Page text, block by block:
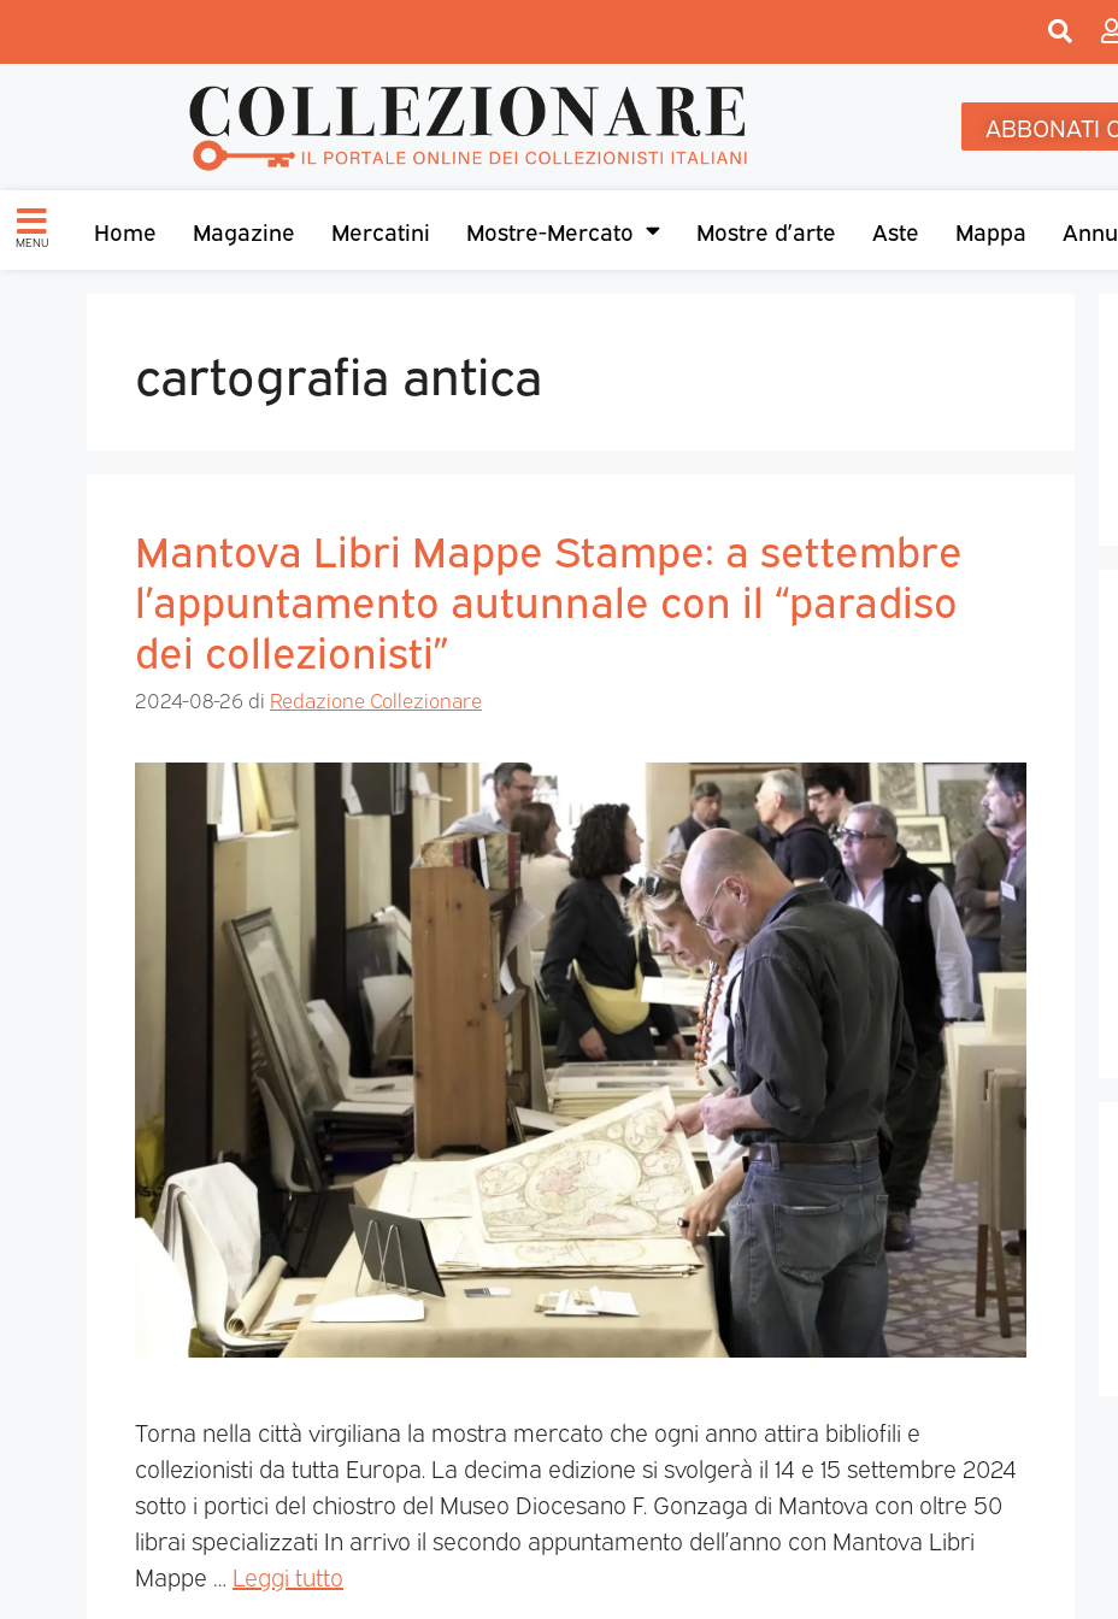
ABBONATI
MENU Home Magazine Mercatini Mostre-Mercato Mostre d’arte Aste Mappa
cartografia antica
Mantova Libri Mappe Stampe: a settembre
l’appuntamento autunnale con il “paradiso
dei collezionisti”
2024-08-26 di Redazione Collezionare
Torna nella città virgiliana la mostra mercato che ogni anno attira bibliofili e
collezionisti da tutta Europa. La decima edizione si svolgerà il 14 e 15 settembre 2024
sotto i portici del chiostro del Museo Diocesano F. Gonzaga di Mantova con oltre 50
librai specializzati In arrivo il secondo appuntamento dell’anno con Mantova Libri
Mappe … Leggi tutto